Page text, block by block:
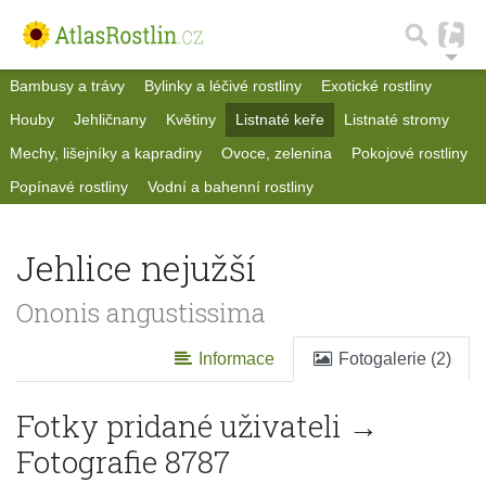
Bambusy a trávy Bylinky a léčivé rostliny
Exotické rostliny
Houby
Jehličnany Květiny Listnaté keře
Listnaté stromy
Mechy, lišejníky a kapradiny
Ovoce, zelenina
Pokojové rostliny
Popínavé rostliny
Vodní a bahenní rostliny
Jehlice nejužší
Ononis angustissima
Informace Fotogalerie (2)
Fotky pridané uživateli →
Fotografie 8787